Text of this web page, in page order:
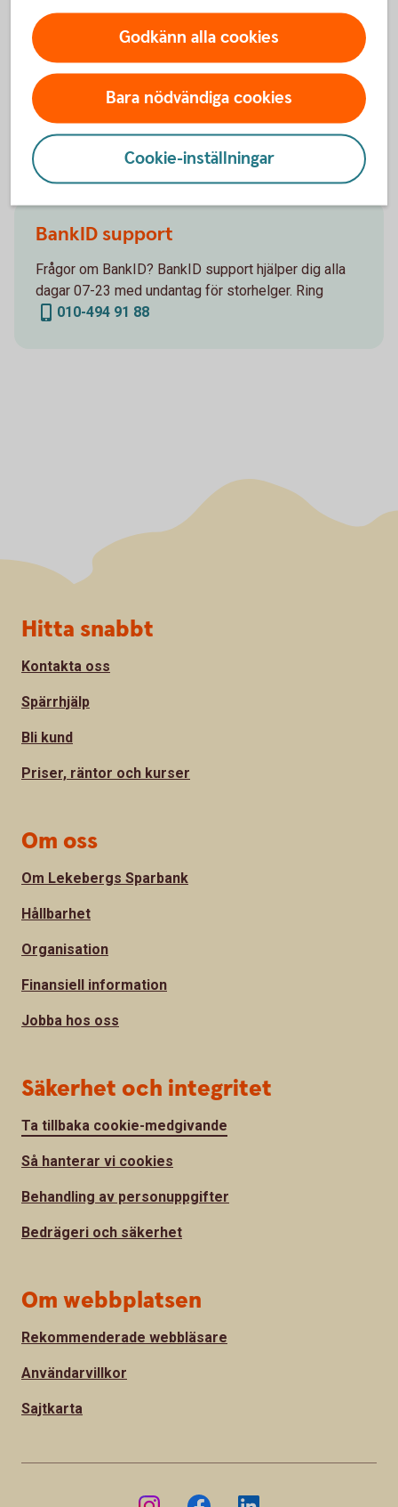
Digital Support
Vi finns här för dig. Du når vår digitala support på
0771-97 75 12. Öppet måndag-fredag 08.00-
20.00, lördag-söndag 08.00-18.00 (stängt
storhelger).
BankID support
Frågor om BankID? BankID support hjälper dig alla
dagar 07-23 med undantag för storhelger. Ring
010-494 91 88
Godkänn alla cookies
Bara nödvändiga cookies
Cookie-inställningar
Sidfot
Hitta snabbt
Kontakta oss
Spärrhjälp
Bli kund
Priser, räntor och kurser
Om oss
Om Lekebergs Sparbank
Hållbarhet
Organisation
Finansiell information
Jobba hos oss
Säkerhet och integritet
Ta tillbaka cookie-medgivande
Så hanterar vi cookies
Behandling av personuppgifter
Bedrägeri och säkerhet
Om webbplatsen
Rekommenderade webbläsare
Användarvillkor
Sajtkarta